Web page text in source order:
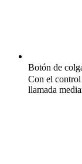
Botón de
Con el control
llamada